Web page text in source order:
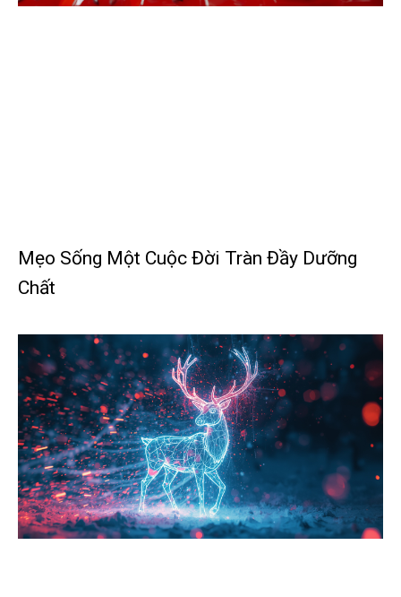
Mẹo Sống Một Cuộc Đời Tràn Đầy Dưỡng
Chất